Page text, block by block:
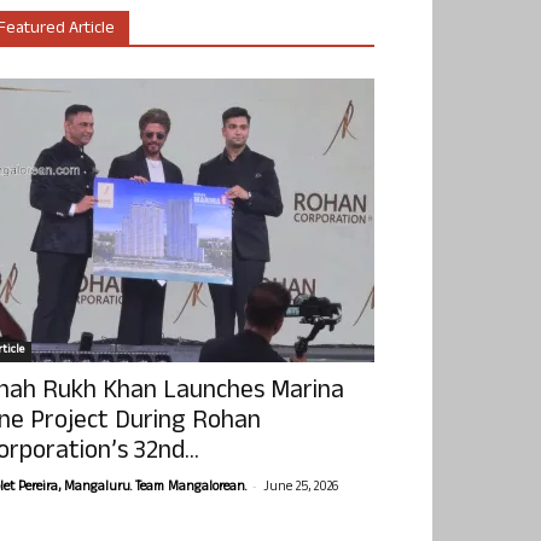
Article
Rukh Khan Launches Marina
Project During Rohan
32nd...
Pereira, Mangaluru. Team Mangalorean. - June 25, 2026